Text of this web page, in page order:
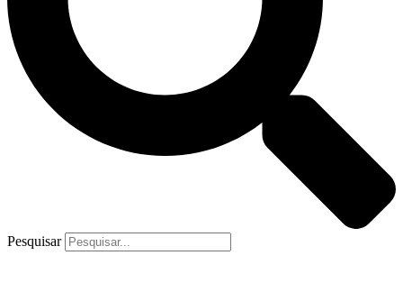
Pesquisar